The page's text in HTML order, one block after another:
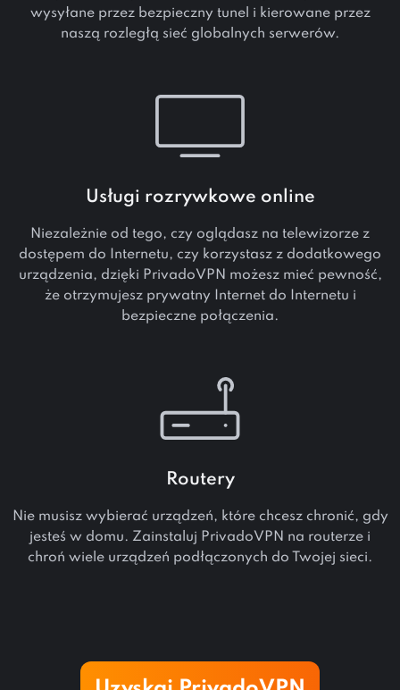
wysyłane przez bezpieczny tunel i kierowane przez
naszą rozległą sieć globalnych serwerów.
Usługi rozrywkowe online
Niezależnie od tego, czy oglądasz na telewizorze z
dostępem do Internetu, czy korzystasz z dodatkowego
urządzenia, dzięki PrivadoVPN możesz mieć pewność,
że otrzymujesz prywatny Internet do Internetu i
bezpieczne połączenia.
Routery
Nie musisz wybierać urządzeń, które chcesz chronić, gdy
jesteś w domu. Zainstaluj PrivadoVPN na routerze i
chroń wiele urządzeń podłączonych do Twojej sieci.